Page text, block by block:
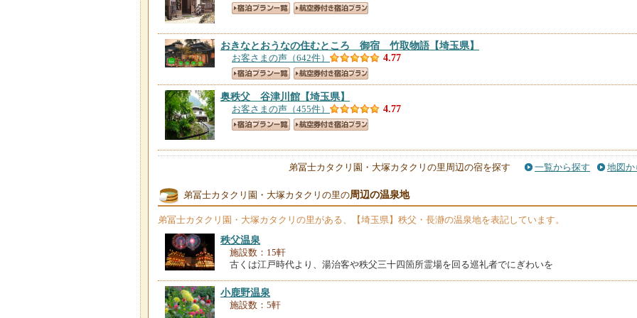
おきなとおうなの住むところ 御宿 竹取物語 【埼玉県】
お客さまの声（642件） 4.77
奥秩父 谷津川館 【埼玉県】
お客さまの声（455件） 4.77
展望の宿 すぎな【埼玉県】
お客さまの声（120件） 4.67
民宿 山宝 【埼玉県】
お客さまの声（35件） 4.5
ＰＩＣＡ秩父【埼玉県】
弟冨士カタクリ園・大塚カタクリの里周辺の宿を探す 一覧から探す 地図か
弟冨士カタクリ園・大塚カタクリの里の周辺の温泉地
弟冨士カタクリ園・大塚カタクリの里がある、【埼玉県】秩父・長瀞の温泉地を表記しています。
秩父温泉
施設数：15軒
古くは江戸時代より、湯治客や秩父三十四箇所霊場を回る巡礼者でにぎわいを
小鹿野温泉
施設数：5軒